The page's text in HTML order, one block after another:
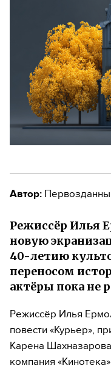
Автор:
Режиссёр Илья
новую
40-летию
переносом
актёры пока не
Режиссёр Илья
повести «Курьер»,
Карена
компания «Кинотека».